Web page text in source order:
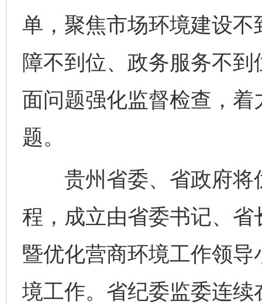
单，聚焦市场环境建设
障不到位、政务服务不
面问题强化监督检查，
题。
贵州省委、省政府将
程，成立由省委书记、
暨优化营商环境工作领
境工作。省纪委监委连